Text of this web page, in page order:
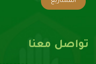
تواصل معنا